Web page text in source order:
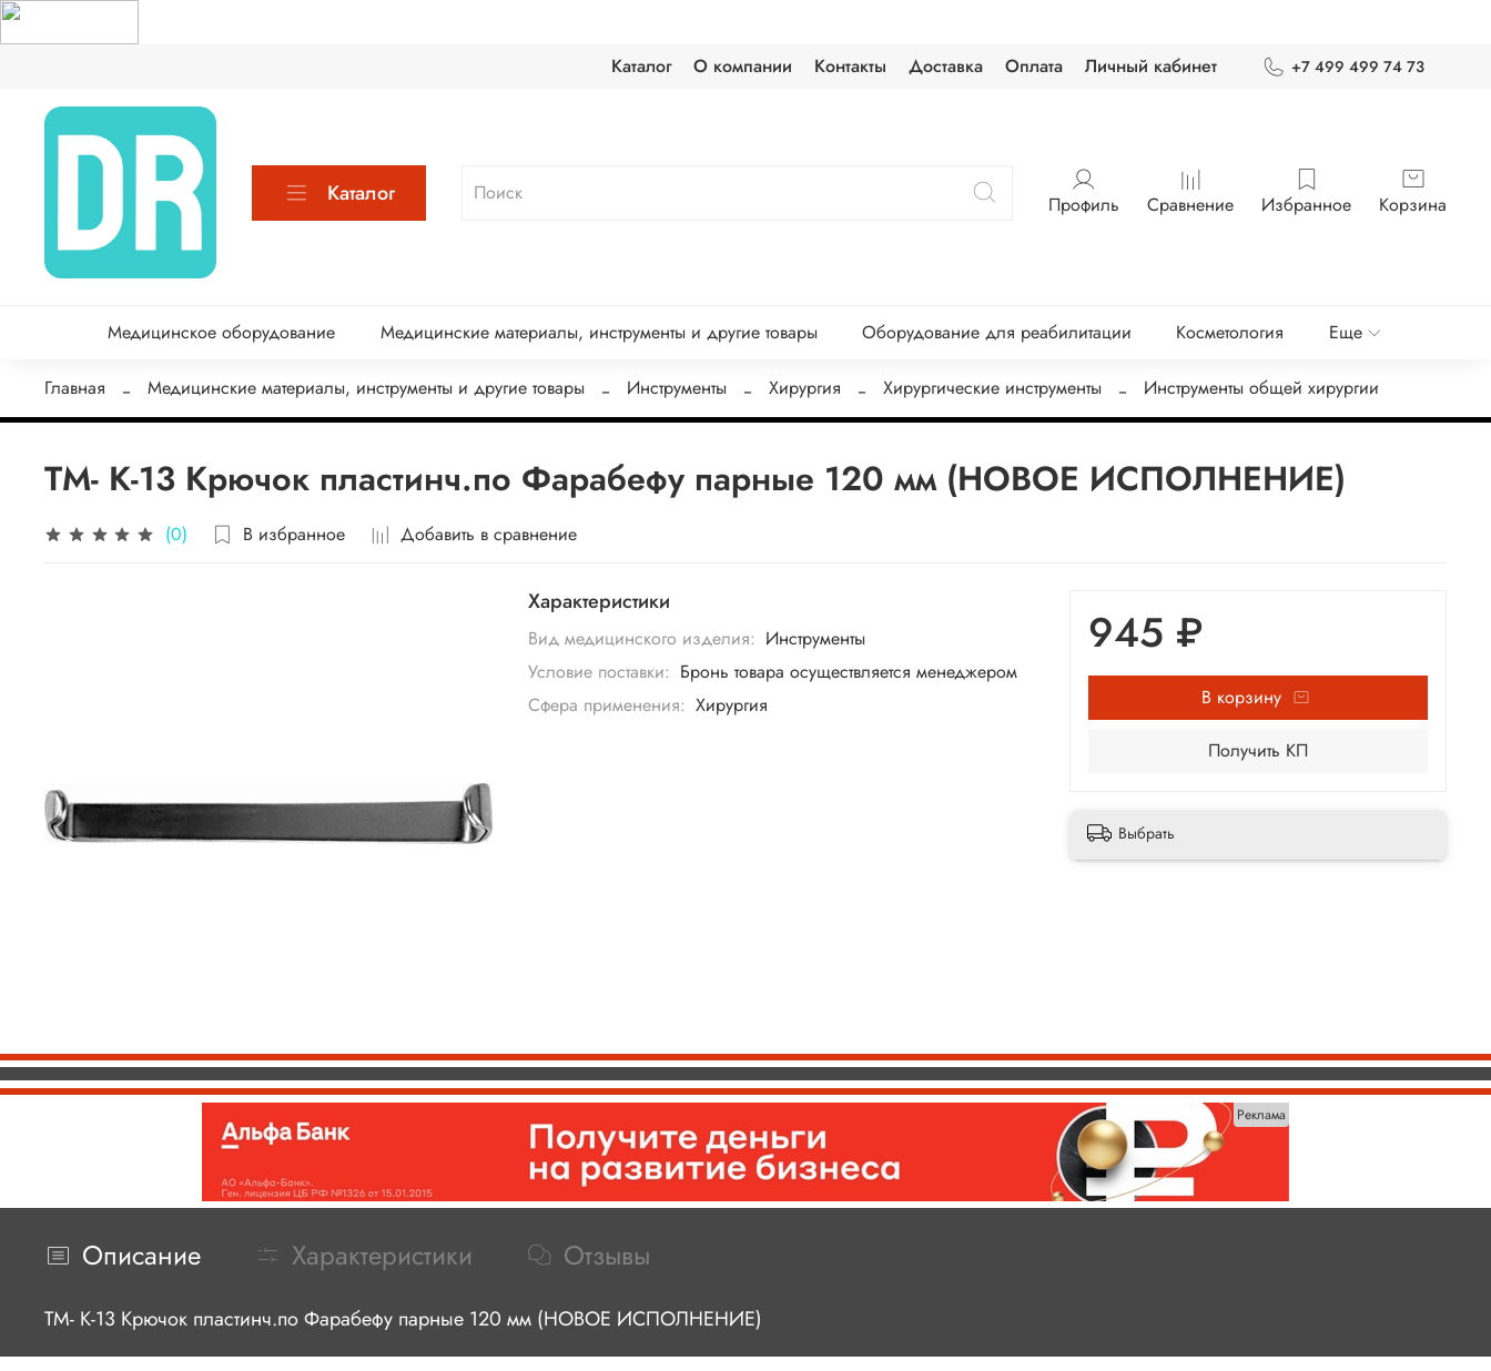
Каталог О компании Контакты Доставка Оплата Личный кабинет +7 499 499 74 73
Каталог Профиль Сравнение Избранное Корзина
Медицинское оборудование Медицинские материалы, инструменты и другие товары Оборудование для реабилитации Косметология Еще
Главная Медицинские материалы, инструменты и другие товары Инструменты Хирургия Хирургические инструменты Инструменты общей хирургии
ТМ- К-13 Крючок пластинч.по Фарабефу парные 120 мм (НОВОЕ ИСПОЛНЕНИЕ)
(0) В избранное Добавить в сравнение
Характеристики
Вид медицинского изделия: Инструменты
Условие поставки: Бронь товара осуществляется менеджером
Сфера применения: Хирургия
945 ₽
В корзину
Получить КП
Выбрать
Реклама
Описание Характеристики Отзывы
ТМ- К-13 Крючок пластинч.по Фарабефу парные 120 мм (НОВОЕ ИСПОЛНЕНИЕ)